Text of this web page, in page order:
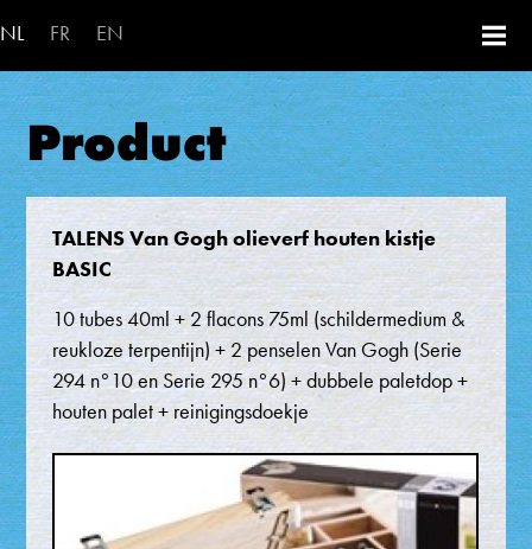
Overslaan en naar de inhoud
NL FR EN
Product
TALENS Van Gogh olieverf houten kistje
BASIC
10 tubes 40ml + 2 flacons 75ml (schildermedium &
reukloze terpentijn) + 2 penselen Van Gogh (Serie
294 n°10 en Serie 295 n°6) + dubbele paletdop +
houten palet + reinigingsdoekje